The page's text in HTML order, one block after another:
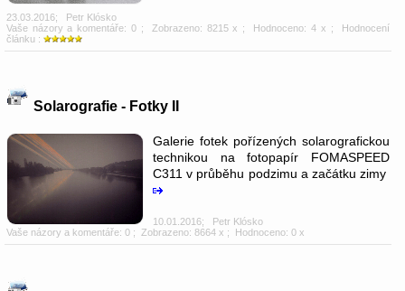
23.03.2016; Petr Klósko
Vaše názory a komentáře: 0; Zobrazeno: 8215 x ; Hodnoceno: 4 x ; Hodnocení
článku :
Solarografie - Fotky II
Galerie fotek pořízených solarografickou
technikou na fotopapír FOMASPEED
C311 v průběhu podzimu a začátku zimy
10.01.2016; Petr Klósko
Vaše názory a komentáře: 0 ; Zobrazeno: 8664 x ; Hodnoceno: 0 x